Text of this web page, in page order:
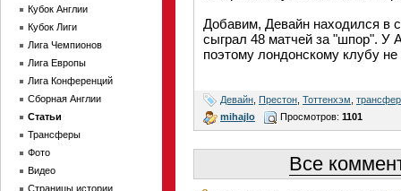
Добавим, Девайн находился в
сыграл 48 матчей за "шпор". У
поэтому лондонскому клубу
Девайн Престон Тоттенхэм
mihajlo
Просмотров: 1101
Все
Кубок Англии
Кубок Лиги
Лига Чемпионов
Лига Европы
Лига Конференций
Сборная Англии
Статьи
Трансферы
Фото
Видео
Страницы истории